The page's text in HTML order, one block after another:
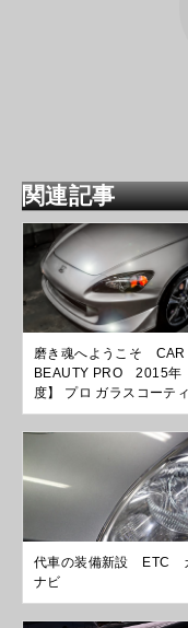
関連記事
磨き魂へようこそ CAR
BEAUTY PRO 2015年
度】 プロ ガラスコーテ
代車の装備新設 ETC
ナビ